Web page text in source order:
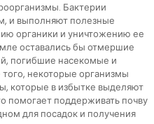
Бактерии
и выполняют полезные
органики и уничтожению ее
оставались бы отмершие
погибшие насекомые и
некоторые организмы
которые в избытке выделяют
помогает поддерживать почву
для посадок и получения